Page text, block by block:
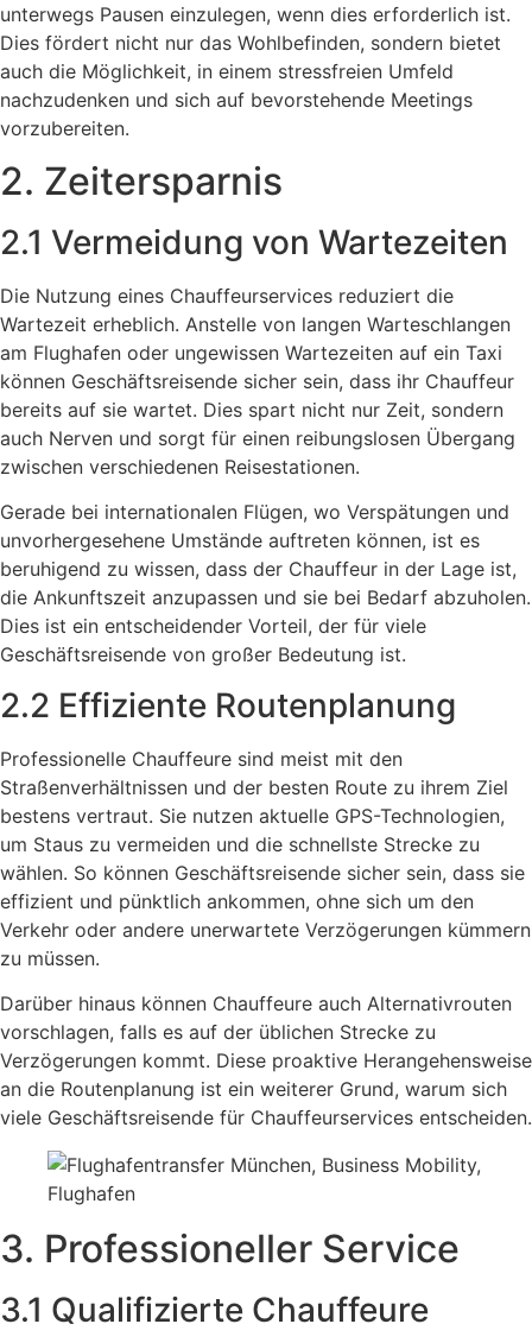
unterwegs Pausen einzulegen, wenn dies erforderlich ist.
Dies fördert nicht nur das Wohlbefinden, sondern bietet
auch die Möglichkeit, in einem stressfreien Umfeld
nachzudenken und sich auf bevorstehende Meetings
vorzubereiten.
2. Zeitersparnis
2.1 Vermeidung von Wartezeiten
Die Nutzung eines Chauffeurservices reduziert die
Wartezeit erheblich. Anstelle von langen Warteschlangen
am Flughafen oder ungewissen Wartezeiten auf ein Taxi
können Geschäftsreisende sicher sein, dass ihr Chauffeur
bereits auf sie wartet. Dies spart nicht nur Zeit, sondern
auch Nerven und sorgt für einen reibungslosen Übergang
zwischen verschiedenen Reisestationen.
Gerade bei internationalen Flügen, wo Verspätungen und
unvorhergesehene Umstände auftreten können, ist es
beruhigend zu wissen, dass der Chauffeur in der Lage ist,
die Ankunftszeit anzupassen und sie bei Bedarf abzuholen.
Dies ist ein entscheidender Vorteil, der für viele
Geschäftsreisende von großer Bedeutung ist.
2.2 Effiziente Routenplanung
Professionelle Chauffeure sind meist mit den
Straßenverhältnissen und der besten Route zu ihrem Ziel
bestens vertraut. Sie nutzen aktuelle GPS-Technologien,
um Staus zu vermeiden und die schnellste Strecke zu
wählen. So können Geschäftsreisende sicher sein, dass sie
effizient und pünktlich ankommen, ohne sich um den
Verkehr oder andere unerwartete Verzögerungen kümmern
zu müssen.
Darüber hinaus können Chauffeure auch Alternativrouten
vorschlagen, falls es auf der üblichen Strecke zu
Verzögerungen kommt. Diese proaktive Herangehensweise
an die Routenplanung ist ein weiterer Grund, warum sich
viele Geschäftsreisende für Chauffeurservices entscheiden.
3. Professioneller Service
3.1 Qualifizierte Chauffeure